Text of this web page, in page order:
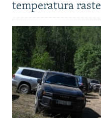
temperatura raste